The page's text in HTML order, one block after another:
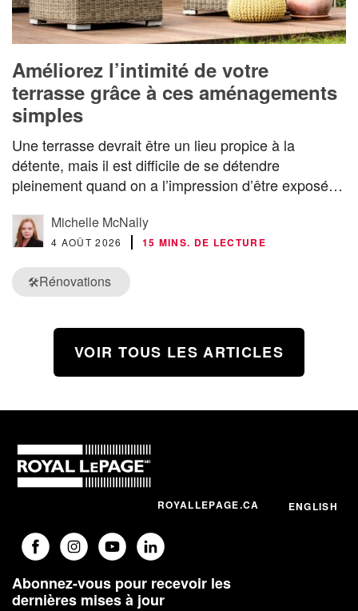
Améliorez l’intimité de votre
terrasse grâce à ces aménagements
simples
Une terrasse devrait être un lieu propice à la
détente, mais il est difficile de se détendre
pleinement quand on a l’impression d’être exposé…
Michelle McNally
4 AOÛT 2026 15 MINS. DE LECTURE
🛠️Rénovations
VOIR TOUS LES ARTICLES
ROYALLEPAGE.CA ENGLISH
Abonnez-vous pour recevoir les
dernières mises à jour